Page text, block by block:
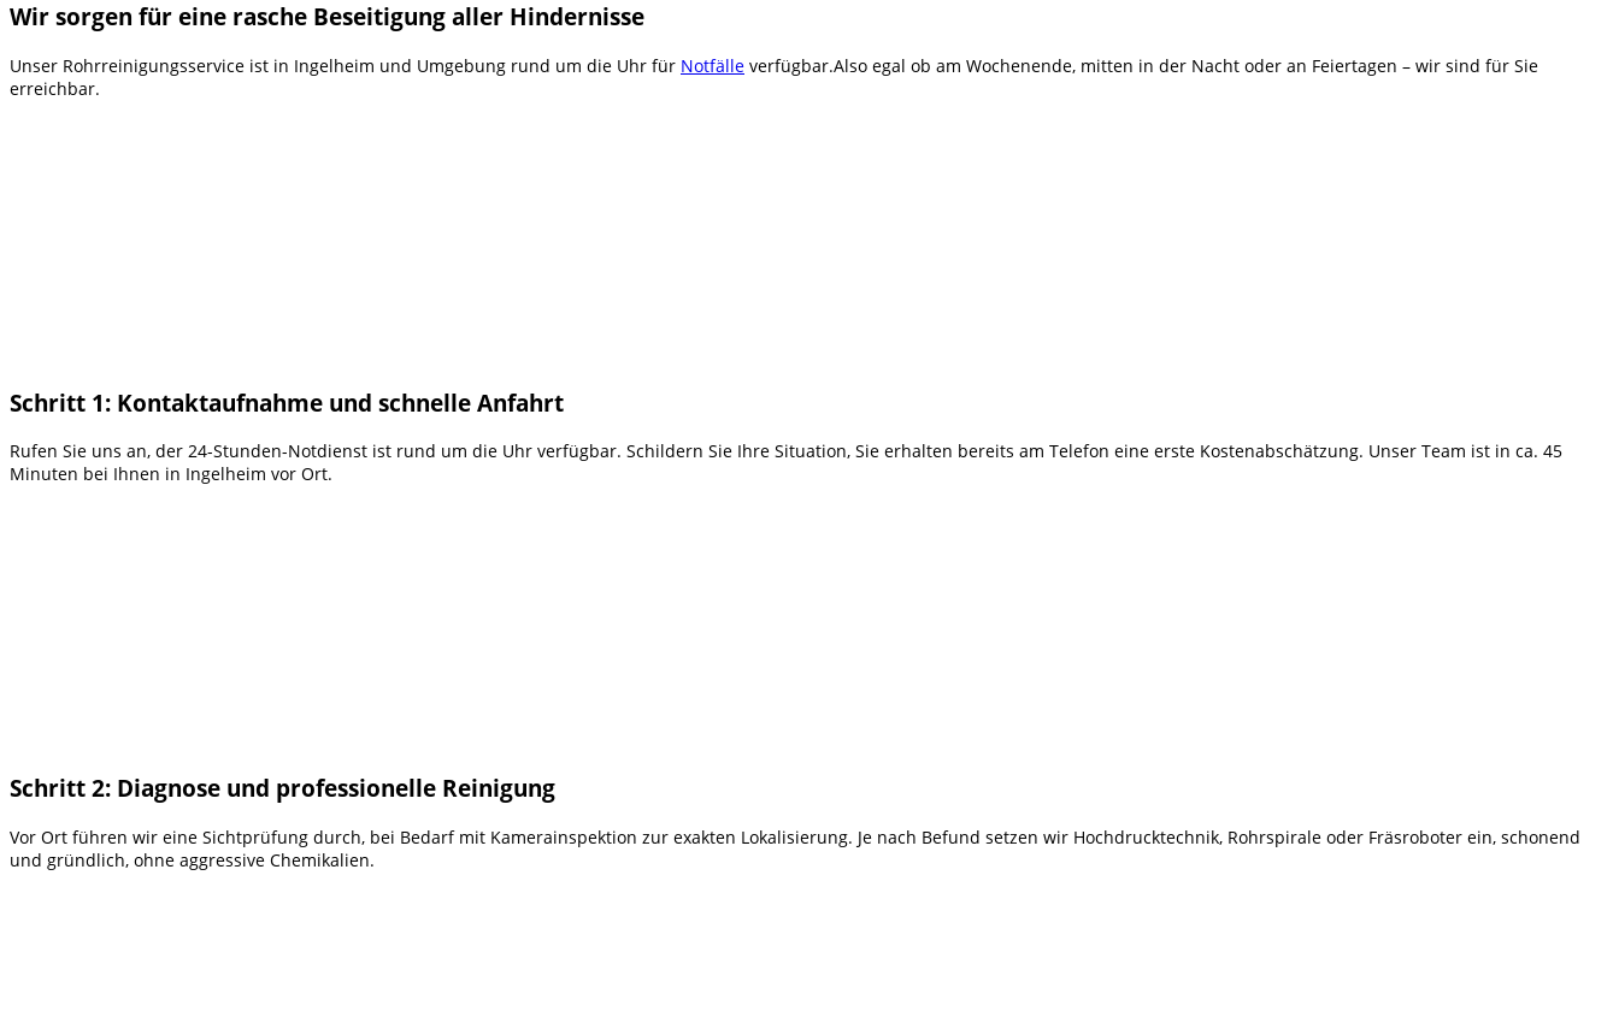
Wir sorgen für eine rasche Beseitigung aller Hindernisse
Unser Rohrreinigungsservice ist in Ingelheim und Umgebung rund um die Uhr für Notfälle verfügbar.Also egal ob am Wochenende, mitten in der Nacht oder an Feiertagen – wir sind für Sie
erreichbar.
Schritt 1: Kontaktaufnahme und schnelle Anfahrt
Rufen Sie uns an, der 24-Stunden-Notdienst ist rund um die Uhr verfügbar. Schildern Sie Ihre Situation, Sie erhalten bereits am Telefon eine erste Kostenabschätzung. Unser Team ist in ca. 45
Minuten bei Ihnen in Ingelheim vor Ort.
Schritt 2: Diagnose und professionelle Reinigung
Vor Ort führen wir eine Sichtprüfung durch, bei Bedarf mit Kamerainspektion zur exakten Lokalisierung. Je nach Befund setzen wir Hochdrucktechnik, Rohrspirale oder Fräsroboter ein, schonend
und gründlich, ohne aggressive Chemikalien.